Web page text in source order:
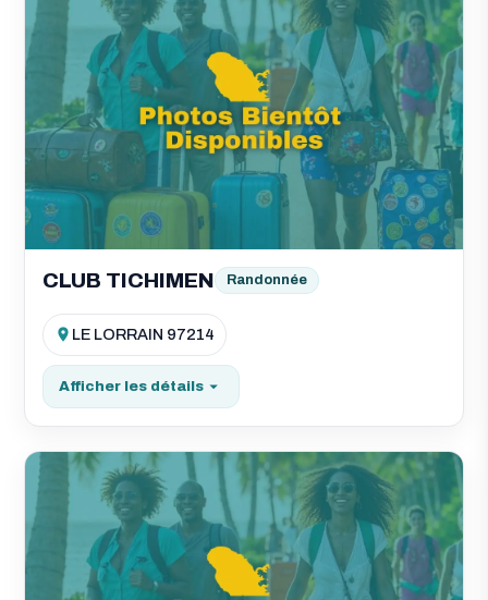
CLUB TICHIMEN Randonnée
LE LORRAIN 97214
Afficher les détails